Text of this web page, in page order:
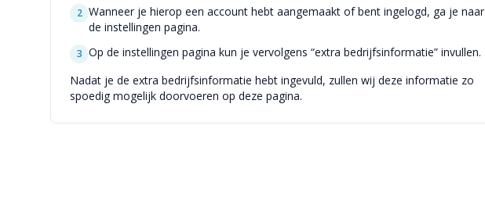
2 Wanneer je hierop een account hebt aangemaakt of bent ingelogd, ga je naar
de instellingen pagina.
3 Op de instellingen pagina kun je vervolgens “extra bedrijfsinformatie” invullen.
Nadat je de extra bedrijfsinformatie hebt ingevuld, zullen wij deze informatie zo
spoedig mogelijk doorvoeren op deze pagina.